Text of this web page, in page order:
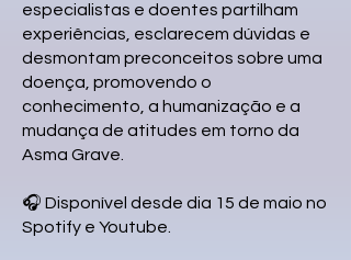
especialistas e doentes partilham
experiências, esclarecem dúvidas e
desmontam preconceitos sobre uma
doença, promovendo o
conhecimento, a humanização e a
mudança de atitudes em torno da
Asma Grave.
🎧 Disponível desde dia 15 de maio no
Spotify e Youtube.